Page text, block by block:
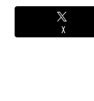
X